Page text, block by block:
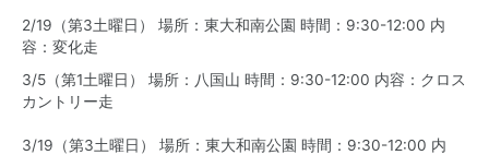
2/19（第3土曜日） 場所：東大和南公園 時間：9:30-12:00 内
容：変化走
3/5（第1土曜日） 場所：八国山 時間：9:30-12:00 内容：クロス
カントリー走
3/19（第3土曜日） 場所：東大和南公園 時間：9:30-12:00 内